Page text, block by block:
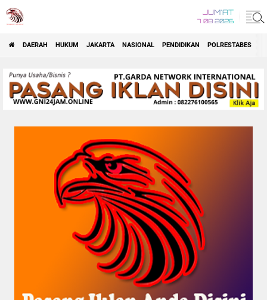
JUM'AT
7 08 2026
DAERAH HUKUM JAKARTA NASIONAL PENDIDIKAN POLRESTABES